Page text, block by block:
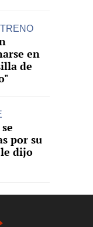
en
de
por su
dijo